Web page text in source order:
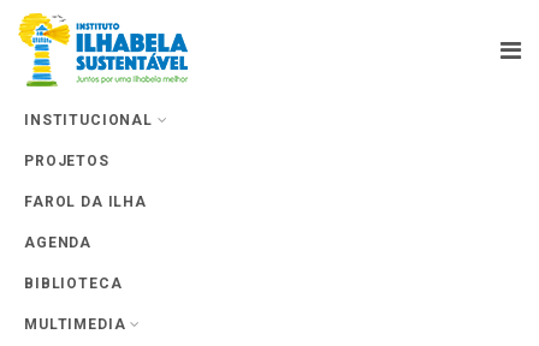
INSTITUCIONAL
PROJETOS
FAROL DA ILHA
AGENDA
BIBLIOTECA
MULTIMEDIA